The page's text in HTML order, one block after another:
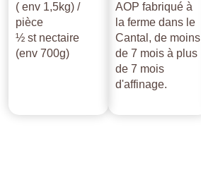
( env 1,5kg) /
pièce
½ st nectaire
(env 700g)
AOP fabriqué à
la ferme dans le
Cantal, de moins
de 7 mois à plus
de 7 mois
d'affinage.